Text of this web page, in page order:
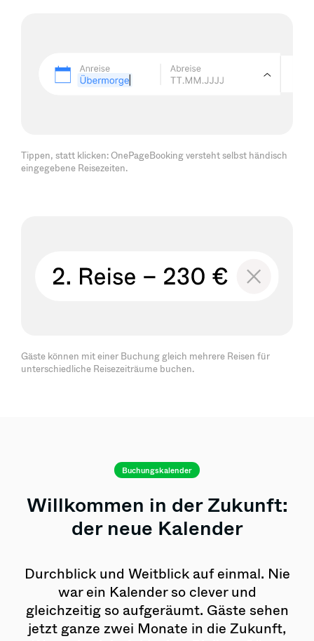
Tippen, statt klicken: OnePageBooking versteht selbst händisch
eingegebene Reisezeiten.
Gäste können mit einer Buchung gleich mehrere Reisen für
unterschiedliche Reisezeiträume buchen.
Buchungskalender
Willkommen in der Zukunft:
der neue Kalender
Durchblick und Weitblick auf einmal. Nie
war ein Kalender so clever und
gleichzeitig so aufgeräumt. Gäste sehen
jetzt ganze zwei Monate in die Zukunft,